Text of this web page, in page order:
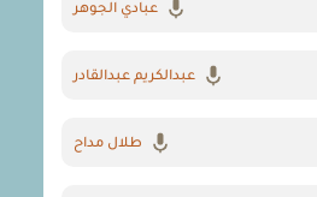
عبادي الجوهر
عبدالكريم عبدالقادر
طلال مداح